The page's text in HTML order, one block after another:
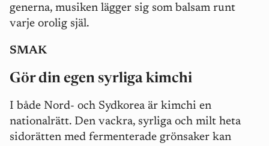
generna, musiken lägger sig som balsam runt
varje orolig själ.
SMAK
Gör din egen syrliga kimchi
I både Nord- och Sydkorea är kimchi en
nationalrätt. Den vackra, syrliga och milt heta
sidorätten med fermenterade grönsaker kan